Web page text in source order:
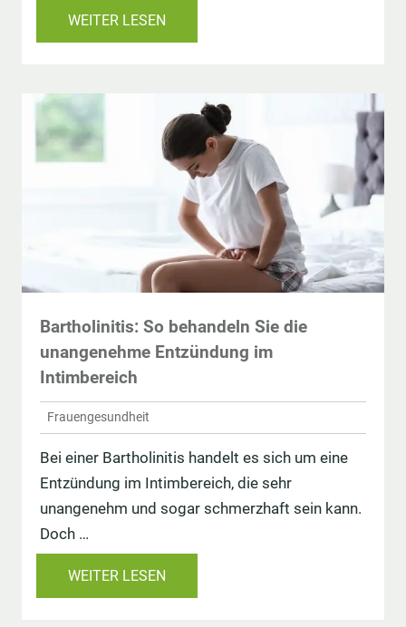
WEITER LESEN
Bartholinitis: So behandeln Sie die
unangenehme Entzündung im
Intimbereich
Frauengesundheit
Bei einer Bartholinitis handelt es sich um eine
Entzündung im Intimbereich, die sehr
unangenehm und sogar schmerzhaft sein kann.
Doch …
WEITER LESEN